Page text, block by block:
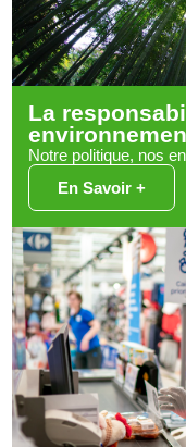
La
Notre politique, nos
En Savoir +